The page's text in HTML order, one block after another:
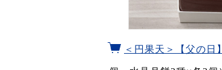
＜円果天＞【父の日